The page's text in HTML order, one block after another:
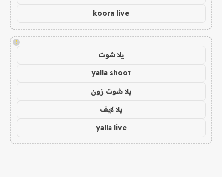
koora live
!
يلا شوت
yalla shoot
يلا شوت زون
يلا لايف
yalla live